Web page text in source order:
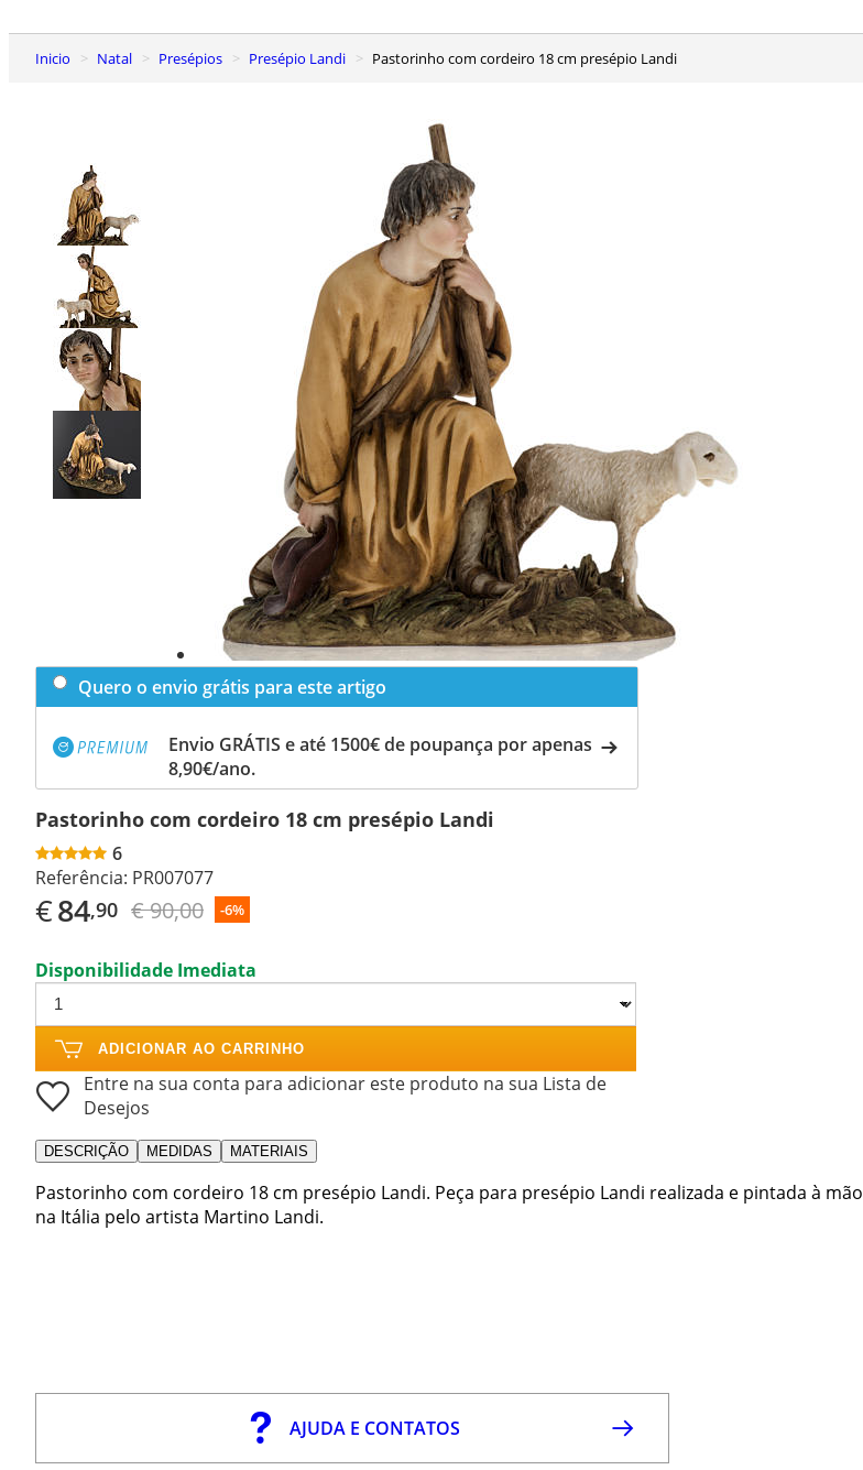
Inicio Natal Presépios Presépio Landi Pastorinho com cordeiro 18 cm presépio Landi
Quero o envio grátis para este artigo
Envio GRÁTIS e até 1500€ de poupança por apenas
8,90€/ano.
Pastorinho com cordeiro 18 cm presépio Landi
6
Referência: PR007077
€84,90 € 90,00 -6%
Disponibilidade Imediata
ADICIONAR AO CARRINHO
Entre na sua conta para adicionar este produto na sua Lista de
Desejos
DESCRIÇÃO MEDIDAS MATERIAIS
Pastorinho com cordeiro 18 cm presépio Landi. Peça para presépio Landi realizada e pintada à mão
na Itália pelo artista Martino Landi.
AJUDA E CONTATOS